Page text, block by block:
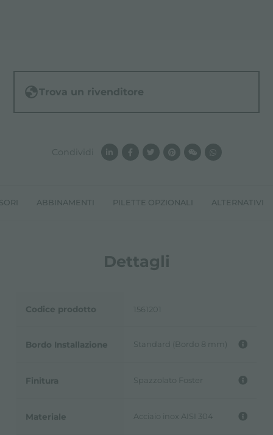
ABBINAMENTI PILETTE OPZIONALI ALTERNATIVI
Dettagli
Codice prodotto 1561201
Bordo Installazione Standard (Bordo 8 mm)
Finitura Spazzolato Foster
Materiale Acciaio inox AISI 304
Trova un rivenditore
Condividi